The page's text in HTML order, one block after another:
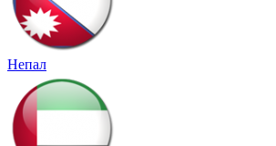
Непал